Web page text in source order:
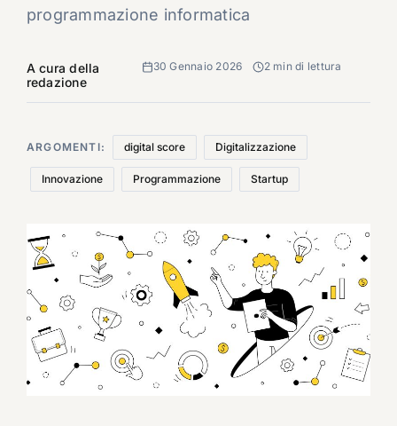
programmazione informatica
A cura della
redazione
30 Gennaio 2026 2 min di lettura
ARGOMENTI: digital score Digitalizzazione
Innovazione Programmazione Startup